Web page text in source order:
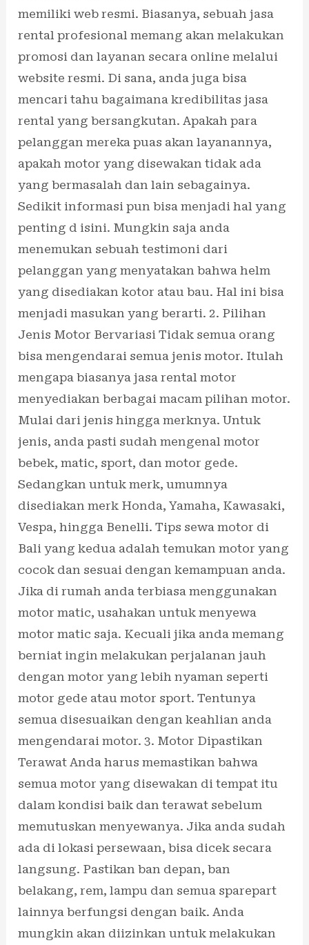
memiliki web resmi. Biasanya, sebuah jasa
rental profesional memang akan melakukan
promosi dan layanan secara online melalui
website resmi. Di sana, anda juga bisa
mencari tahu bagaimana kredibilitas jasa
rental yang bersangkutan. Apakah para
pelanggan mereka puas akan layanannya,
apakah motor yang disewakan tidak ada
yang bermasalah dan lain sebagainya.
Sedikit informasi pun bisa menjadi hal yang
penting d isini. Mungkin saja anda
menemukan sebuah testimoni dari
pelanggan yang menyatakan bahwa helm
yang disediakan kotor atau bau. Hal ini bisa
menjadi masukan yang berarti. 2. Pilihan
Jenis Motor Bervariasi Tidak semua orang
bisa mengendarai semua jenis motor. Itulah
mengapa biasanya jasa rental motor
menyediakan berbagai macam pilihan motor.
Mulai dari jenis hingga merknya. Untuk
jenis, anda pasti sudah mengenal motor
bebek, matic, sport, dan motor gede.
Sedangkan untuk merk, umumnya
disediakan merk Honda, Yamaha, Kawasaki,
Vespa, hingga Benelli. Tips sewa motor di
Bali yang kedua adalah temukan motor yang
cocok dan sesuai dengan kemampuan anda.
Jika di rumah anda terbiasa menggunakan
motor matic, usahakan untuk menyewa
motor matic saja. Kecuali jika anda memang
berniat ingin melakukan perjalanan jauh
dengan motor yang lebih nyaman seperti
motor gede atau motor sport. Tentunya
semua disesuaikan dengan keahlian anda
mengendarai motor. 3. Motor Dipastikan
Terawat Anda harus memastikan bahwa
semua motor yang disewakan di tempat itu
dalam kondisi baik dan terawat sebelum
memutuskan menyewanya. Jika anda sudah
ada di lokasi persewaan, bisa dicek secara
langsung. Pastikan ban depan, ban
belakang, rem, lampu dan semua sparepart
lainnya berfungsi dengan baik. Anda
mungkin akan diizinkan untuk melakukan